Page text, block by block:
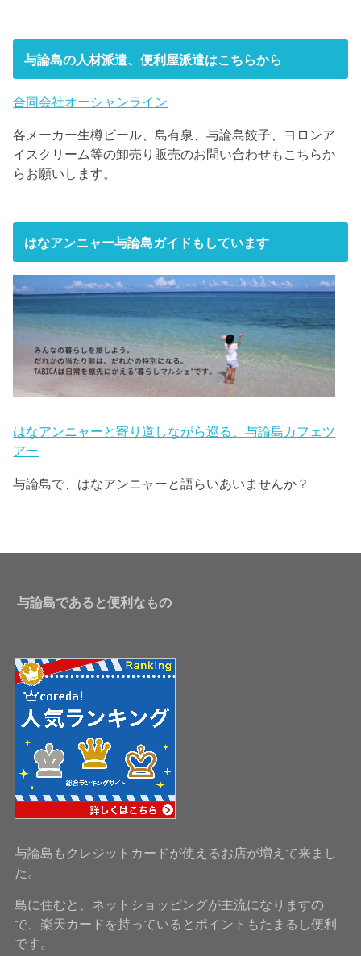
与論島の人材派遣、便利屋派遣はこちらから
合同会社オーシャンライン
各メーカー生樽ビール、島有泉、与論島餃子、ヨロンア
イスクリーム等の卸売り販売のお問い合わせもこちらか
らお願いします。
はなアンニャー与論島ガイドもしています
はなアンニャーと寄り道しながら巡る、与論島カフェツ
アー
与論島で、はなアンニャーと語らいあいませんか？
与論島であると便利なもの
与論島もクレジットカードが使えるお店が増えて来まし
た。
島に住むと、ネットショッピングが主流になりますの
で、楽天カードを持っているとポイントもたまるし便利
です。